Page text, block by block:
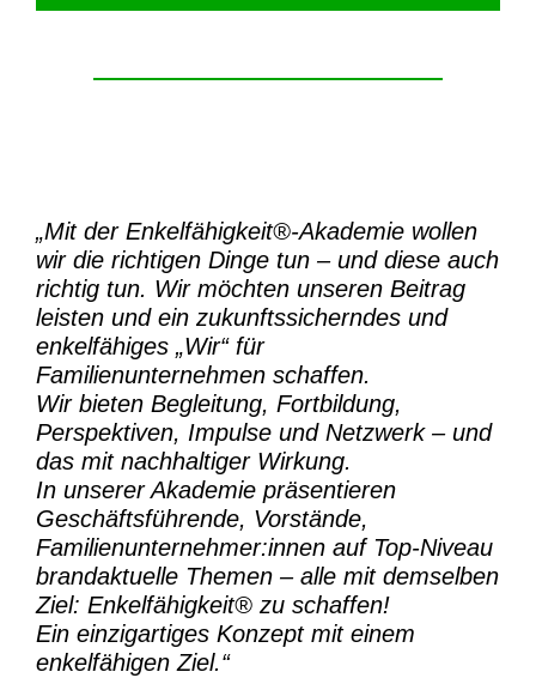
„Mit der Enkelfähigkeit®-Akademiewollen
wir die richtigen Dinge tun – und diese auch
richtig tun. Wir möchten unseren Beitrag
leisten und ein zukunftssicherndes und
enkelfähiges „Wir“ für
Familienunternehmen schaffen.
Wir bieten Begleitung, Fortbildung,
Perspektiven, Impulse und Netzwerk – und
das mit nachhaltiger Wirkung.
In unserer Akademie präsentieren
Geschäftsführende, Vorstände,
Familienunternehmer:innen auf Top-Niveau
brandaktuelle Themen – alle mit demselben
Ziel: Enkelfähigkeit® zu schaffen!
Ein einzigartiges Konzept mit einem
enkelfähigen Ziel.“